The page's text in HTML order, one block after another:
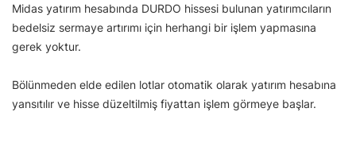
Midas yatırım hesabında DURDO hissesi bulunan yatırımcıların
bedelsiz sermaye artırımı için herhangi bir işlem yapmasına
gerek yoktur.
Bölünmeden elde edilen lotlar otomatik olarak yatırım hesabına
yansıtılır ve hisse düzeltilmiş fiyattan işlem görmeye başlar.